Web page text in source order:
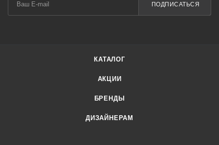
ПОДПИСАТЬСЯ
КАТАЛОГ
АКЦИИ
БРЕНДЫ
ДИЗАЙНЕРАМ